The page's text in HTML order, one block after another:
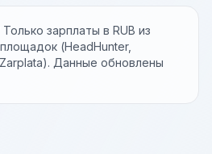
Только зарплаты в RUB из
(HeadHunter,
Данные обновлены